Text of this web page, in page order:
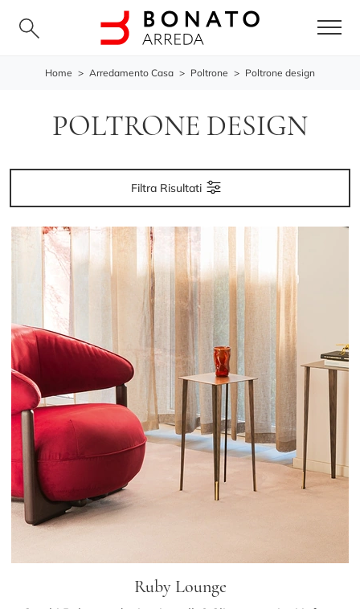
Home > Arredamento Casa > Poltrone > Poltrone design
POLTRONE DESIGN
Filtra Risultati
Ruby Lounge